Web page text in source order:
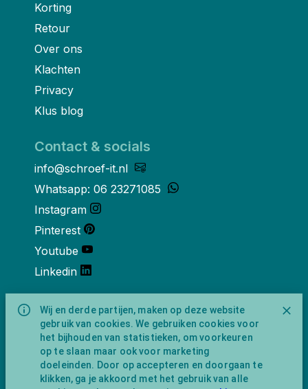
Wij en derde partijen, maken op deze website
gebruik van cookies. We gebruiken cookies voor
het bijhouden van statistieken, om voorkeuren
op te slaan maar ook voor marketing
doeleinden. Door op accepteren en doorgaan te
klikken, ga je akkoord met het gebruik van alle
Korting
Retour
Over ons
Klachten
Privacy
Klus blog
Contact & socials
info@schroef-it.nl
Whatsapp: 06 23271085
Instagram
Pinterest
Youtube
Linkedin
Over ons
Schroef-it is een handelsnaam van
NewFeather B.V. geregisteerd onder KVK
nummer 91702593 met BTW-
identificatienummer NL865743009B01.